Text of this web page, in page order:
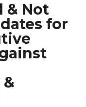
& Not
for